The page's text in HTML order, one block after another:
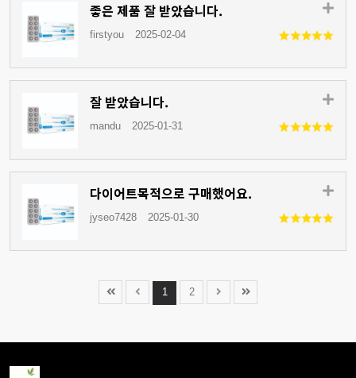
좋은 제품 잘 받았습니다.
firstyou 2025-02-04
잘 받았습니다.
mandu 2025-01-31
다이어트목적으로 구매했어요.
jyseo7428 2025-01-30
1 2